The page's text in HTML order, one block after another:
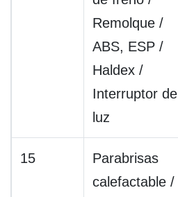
Remolque /
ABS, ESP /
Haldex /
Interruptor de
luz
15
Parabrisas
calefactable /